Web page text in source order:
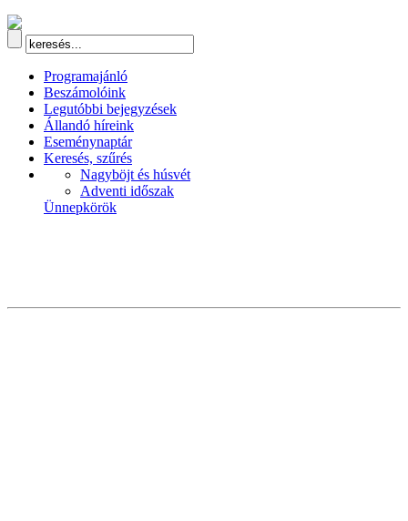
Programajánló
Beszámolóink
Legutóbbi bejegyzések
Állandó híreink
Eseménynaptár
Keresés, szűrés
Nagyböjt és húsvét
Adventi időszak
Ünnepkörök